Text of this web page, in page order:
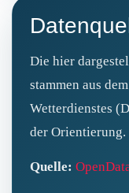
Die hier
stammen aus
Wetterdienstes
der Orientierung.
Quelle: